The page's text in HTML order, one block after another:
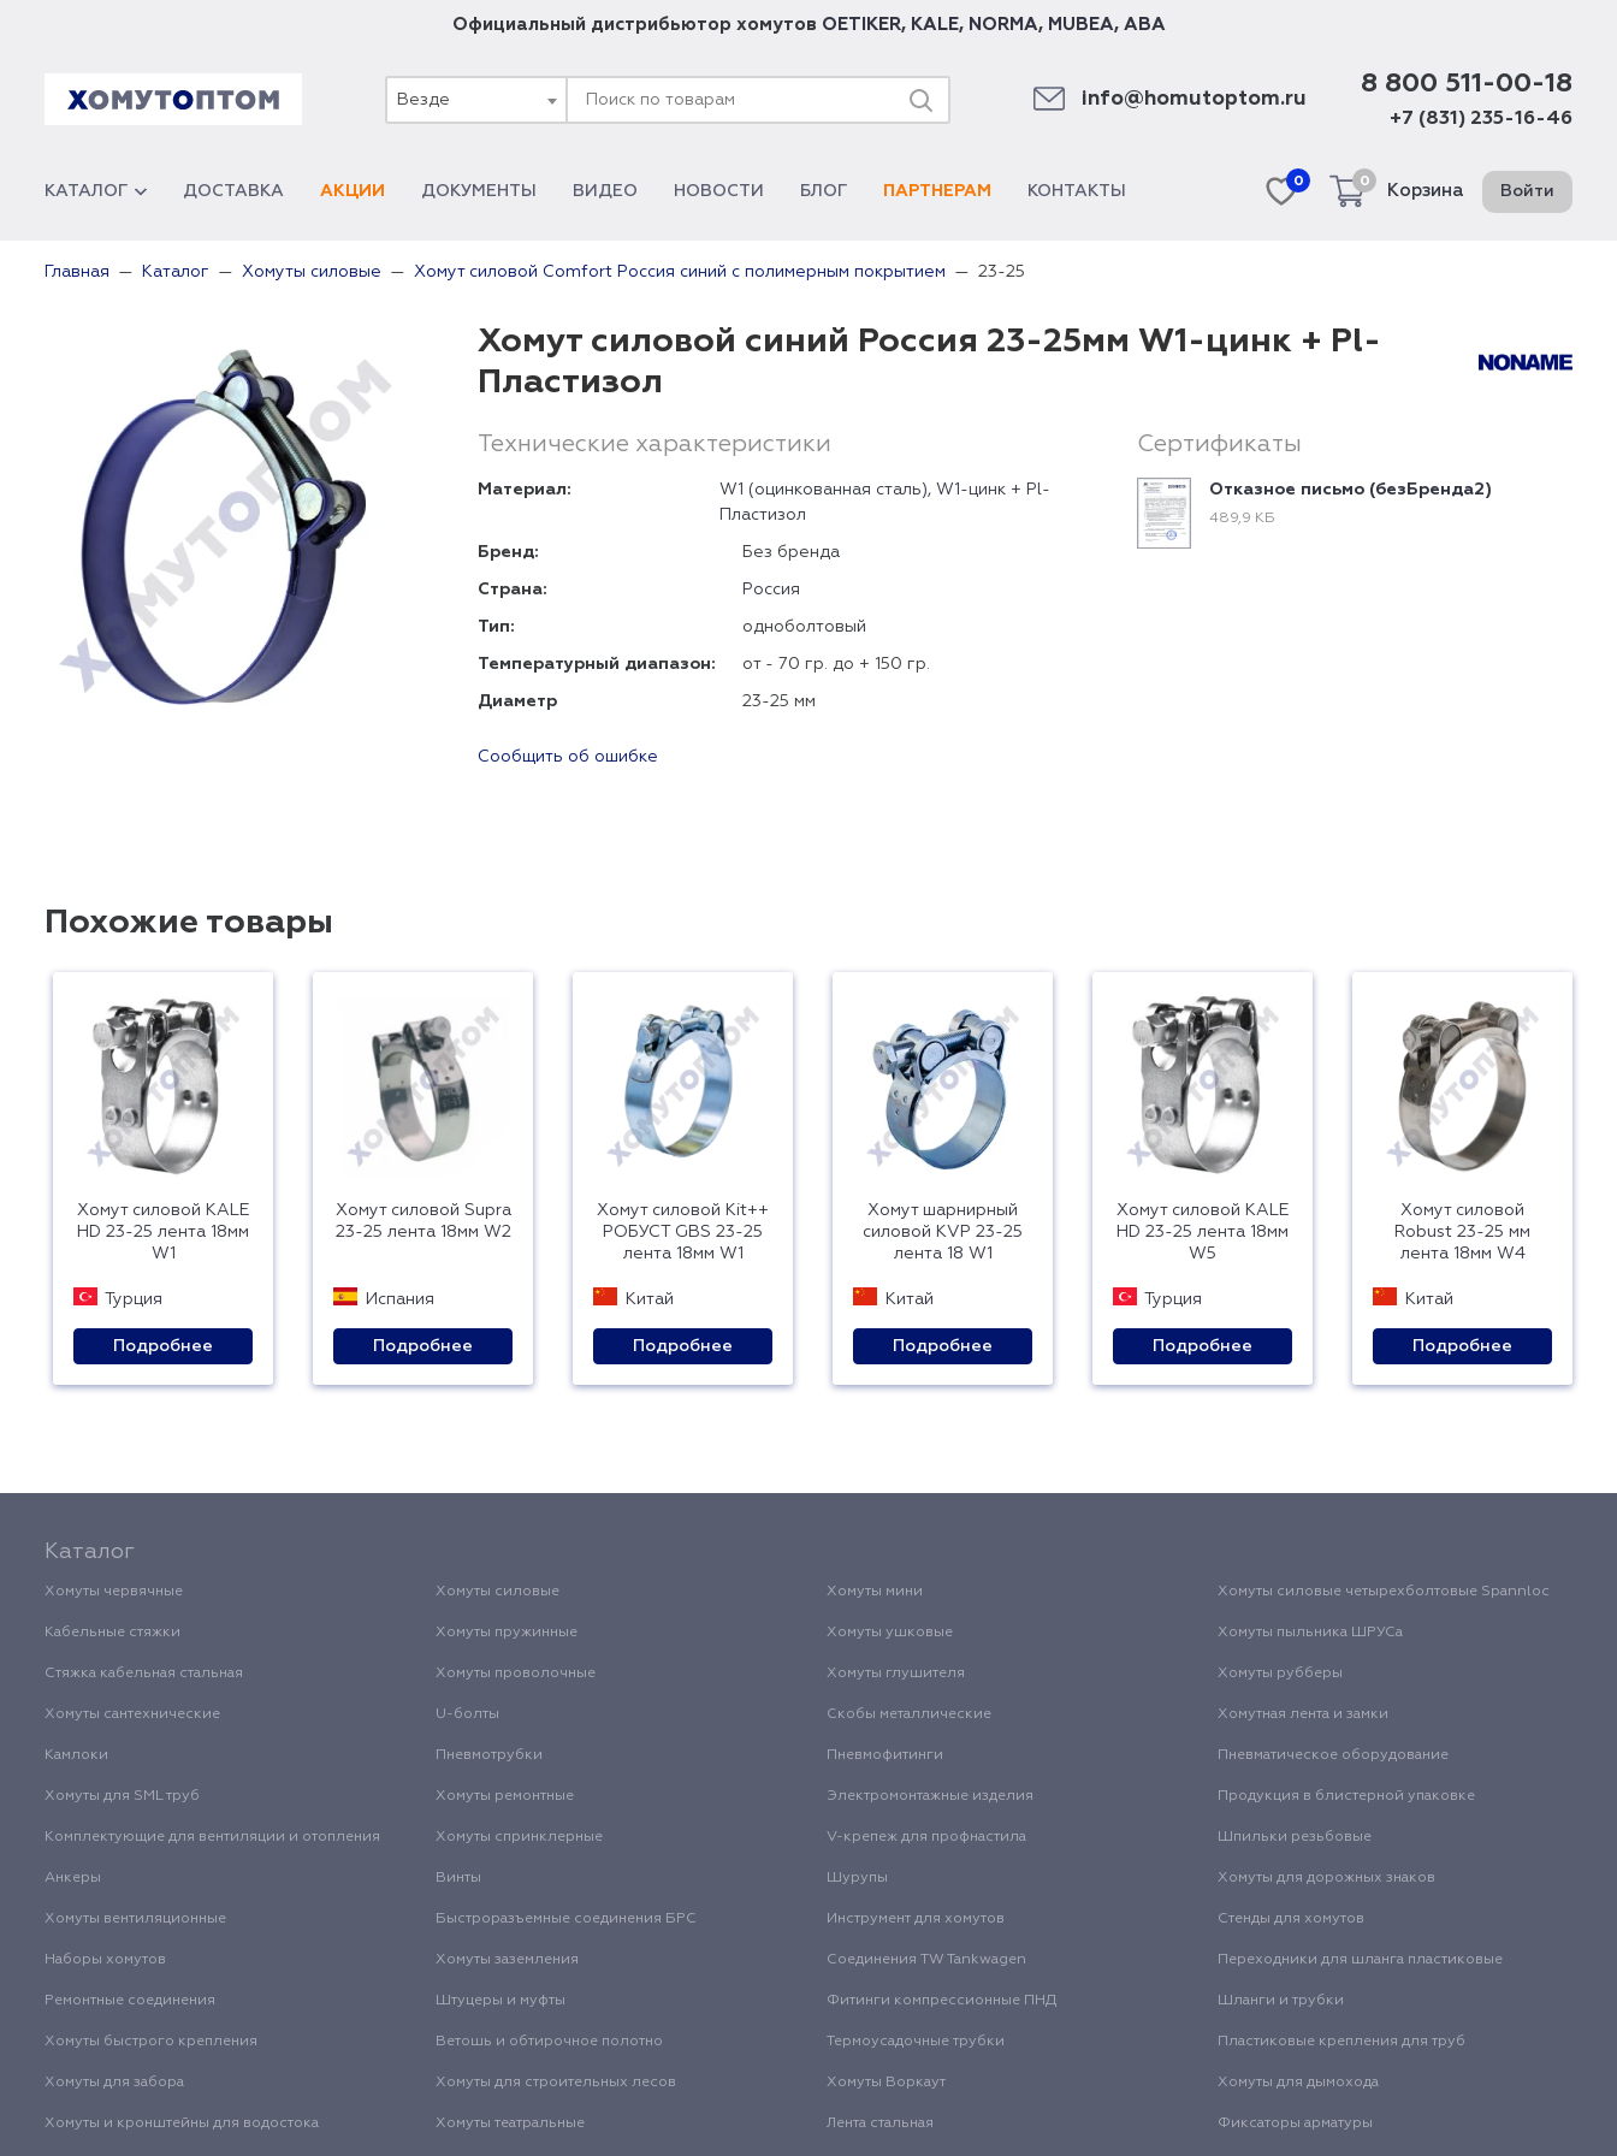
Официальный дистрибьютор хомутов OETIKER, KALE, NORMA, MUBEA, ABA
Везде info@homutoptom.ru
8 800 511-00-18
+7 (831) 235-16-46
КАТАЛОГ ДОСТАВКА АКЦИИ ДОКУМЕНТЫ ВИДЕО НОВОСТИ БЛОГ ПАРТНЕРАМ КОНТАКТЫ
0 0
Корзина Войти
Главная Каталог Хомуты силовые Хомут силовой Comfort Россия синий с полимерным покрытием 23-25
Хомут силовой синий Россия 23-25мм W1-цинк + Pl-
Пластизол
Технические характеристики
Материал:
W1 (оцинкованная сталь), W1-цинк + Pl-
Пластизол
Бренд: Без бренда
Страна: Россия
Тип: одноболтовый
Температурный диапазон: от - 70 гр. до + 150 гр.
Диаметр 23-25 мм
Сообщить об ошибке
Сертификаты
Отказное письмо (безБренда2)
489,9 КБ
Похожие товары
Хомут силовой KALE
HD 23-25 лента 18мм
W1
Турция
Подробнее
Хомут силовой Supra
23-25 лента 18мм W2
Испания
Подробнее
Хомут силовой Kit++
РОБУСТ GBS 23-25
лента 18мм W1
Китай
Подробнее
Хомут шарнирный
силовой KVP 23-25
лента 18 W1
Китай
Подробнее
Хомут силовой KALE
HD 23-25 лента 18мм
W5
Турция
Подробнее
Хомут силовой
Robust 23-25 мм
лента 18мм W4
Китай
Подробнее
Каталог
Хомуты червячные Хомуты силовые Хомуты мини Хомуты силовые четырехболтовые Spannloc
Кабельные стяжки Хомуты пружинные Хомуты ушковые Хомуты пыльника ШРУСа
Стяжка кабельная стальная Хомуты проволочные Хомуты глушителя Хомуты рубберы
Хомуты сантехнические U-болты Скобы металлические Хомутная лента и замки
Камлоки Пневмотрубки Пневмофитинги Пневматическое оборудование
Хомуты для SML труб Хомуты ремонтные Электромонтажные изделия Продукция в блистерной упаковке
Комплектующие для вентиляции и отопления Хомуты спринклерные V-крепеж для профнастила Шпильки резьбовые
Анкеры Винты Шурупы Хомуты для дорожных знаков
Хомуты вентиляционные Быстроразъемные соединения БРС Инструмент для хомутов Стенды для хомутов
Наборы хомутов Хомуты заземления Соединения TW Tankwagen Переходники для шланга пластиковые
Ремонтные соединения Штуцеры и муфты Фитинги компрессионные ПНД Шланги и трубки
Хомуты быстрого крепления Ветошь и обтирочное полотно Термоусадочные трубки Пластиковые крепления для труб
Хомуты для забора Хомуты для строительных лесов Хомуты Воркаут Хомуты для дымохода
Хомуты и кронштейны для водостока Хомуты театральные Лента стальная Фиксаторы арматуры